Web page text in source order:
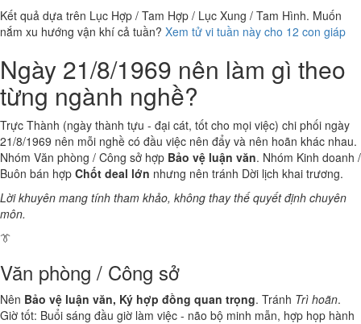
Kết quả dựa trên Lục Hợp / Tam Hợp / Lục Xung / Tam Hình. Muốn
nắm xu hướng vận khí cả tuần? Xem tử vi tuần này cho 12 con giáp
Ngày 21/8/1969 nên làm gì theo
từng ngành nghề?
Trực Thành (ngày thành tựu - đại cát, tốt cho mọi việc) chi phối ngày
21/8/1969 nên mỗi nghề có đầu việc nên đẩy và nên hoãn khác nhau.
Nhóm Văn phòng / Công sở hợp Bảo vệ luận văn. Nhóm Kinh doanh /
Buôn bán hợp Chốt deal lớn nhưng nên tránh Dời lịch khai trương.
Lời khuyên mang tính tham khảo, không thay thế quyết định chuyên
môn.
👔
Văn phòng / Công sở
Nên Bảo vệ luận văn, Ký hợp đồng quan trọng. Tránh Trì hoãn.
Giờ tốt: Buổi sáng đầu giờ làm việc - não bộ minh mẫn, hợp họp hành